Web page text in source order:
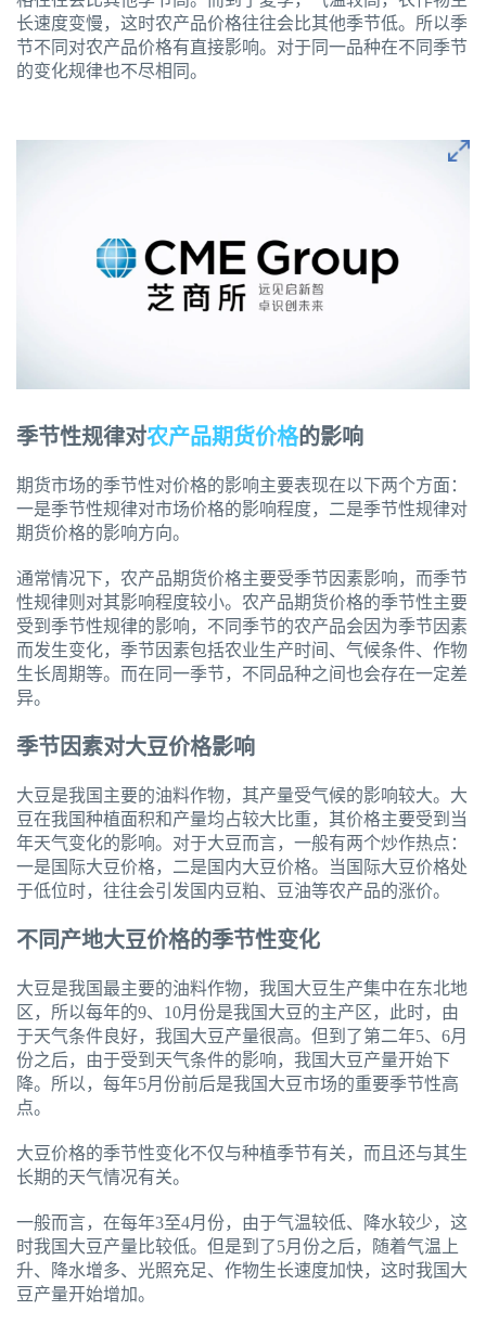
长速度变慢，这时农产品价格往往会比其他季节低。所以季
节不同对农产品价格有直接影响。对于同一品种在不同季节
的变化规律也不尽相同。
季节性规律对农产品期货价格的影响
期货市场的季节性对价格的影响主要表现在以下两个方面：
一是季节性规律对市场价格的影响程度，二是季节性规律对
期货价格的影响方向。
通常情况下，农产品期货价格主要受季节因素影响，而季节
性规律则对其影响程度较小。农产品期货价格的季节性主要
受到季节性规律的影响，不同季节的农产品会因为季节因素
而发生变化，季节因素包括农业生产时间、气候条件、作物
生长周期等。而在同一季节，不同品种之间也会存在一定差
异。
季节因素对大豆价格影响
大豆是我国主要的油料作物，其产量受气候的影响较大。大
豆在我国种植面积和产量均占较大比重，其价格主要受到当
年天气变化的影响。对于大豆而言，一般有两个炒作热点：
一是国际大豆价格，二是国内大豆价格。当国际大豆价格处
于低位时，往往会引发国内豆粕、豆油等农产品的涨价。
不同产地大豆价格的季节性变化
大豆是我国最主要的油料作物，我国大豆生产集中在东北地
区，所以每年的9、10月份是我国大豆的主产区，此时，由
于天气条件良好，我国大豆产量很高。但到了第二年5、6月
份之后，由于受到天气条件的影响，我国大豆产量开始下
降。所以，每年5月份前后是我国大豆市场的重要季节性高
点。
大豆价格的季节性变化不仅与种植季节有关，而且还与其生
长期的天气情况有关。
一般而言，在每年3至4月份，由于气温较低、降水较少，这
时我国大豆产量比较低。但是到了5月份之后，随着气温上
升、降水增多、光照充足、作物生长速度加快，这时我国大
豆产量开始增加。